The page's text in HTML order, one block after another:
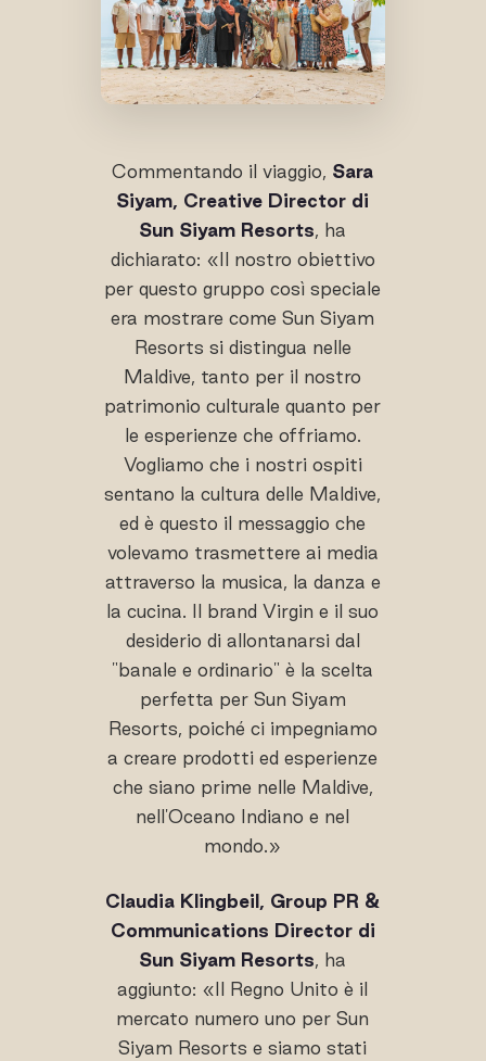
Commentando il viaggio, Sara
Siyam, Creative Director di
Sun Siyam Resorts, ha
dichiarato: «Il nostro obiettivo
per questo gruppo così speciale
era mostrare come Sun Siyam
Resorts si distingua nelle
Maldive, tanto per il nostro
patrimonio culturale quanto per
le esperienze che offriamo.
Vogliamo che i nostri ospiti
sentano la cultura delle Maldive,
ed è questo il messaggio che
volevamo trasmettere ai media
attraverso la musica, la danza e
la cucina. Il brand Virgin e il suo
desiderio di allontanarsi dal
"banale e ordinario" è la scelta
perfetta per Sun Siyam
Resorts, poiché ci impegniamo
a creare prodotti ed esperienze
che siano prime nelle Maldive,
nell'Oceano Indiano e nel
mondo.»
Claudia Klingbeil, Group PR &
Communications Director di
Sun Siyam Resorts, ha
aggiunto: «Il Regno Unito è il
mercato numero uno per Sun
Siyam Resorts e siamo stati